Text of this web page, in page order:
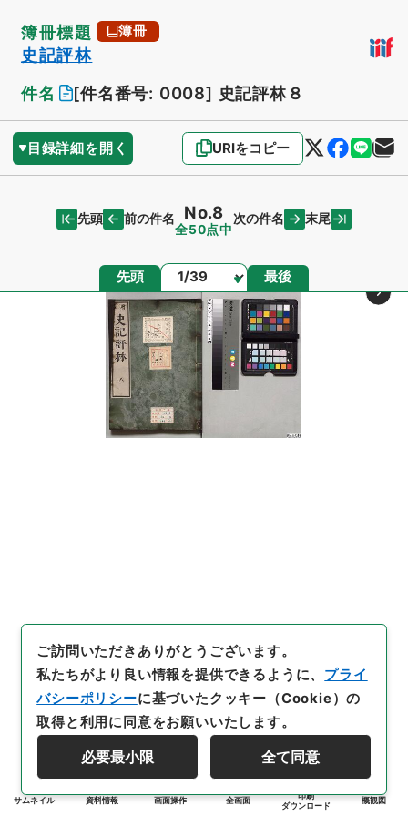
簿冊標題 簿冊
史記評林
件名
[件名番号: 0008] 史記評林８
目録詳細を開く URIをコピー
先頭 前の件名 No.8
全50点中
次の件名 末尾
先頭 ページ 最後
サムネイル 資料情報 画面操作 全画面
印刷
ダウンロード
概観図
ご訪問いただきありがとうございます。
私たちがより良い情報を提供できるように、 プライ
バシーポリシーに基づいたクッキー（Cookie）の
取得と利用に同意をお願いいたします。
必要最小限 全て同意